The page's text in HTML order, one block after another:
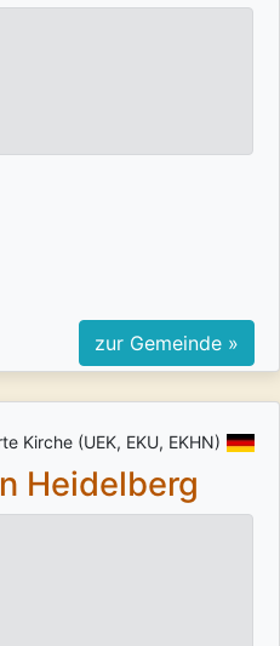
zur Gemeinde »
Kirche (UEK, EKU, EKHN)
Heidelberg